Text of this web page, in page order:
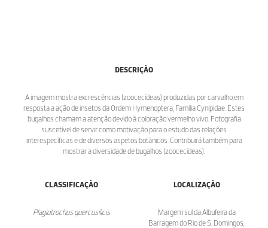
DESCRIÇÃO
A imagem mostra excrescências (zoocecídeas) produzidas por carvalho,em
resposta a ação de insetos da Ordem Hymenoptera, Família Cynipidae. Estes
bugalhos chamam a atenção devido à coloração vermelho vivo. Fotografia
suscetível de servir como motivação para o estudo das relações
interespecíficas e de diversos aspetos botânicos. Contribuirá também para
mostrar a diversidade de bugalhos (zoocecídeas).
CLASSIFICAÇÃO
Plagiotrochus quercusilicis
LOCALIZAÇÃO
Margem sul da Albufeira da
Barragem do Rio de S. Domingos,